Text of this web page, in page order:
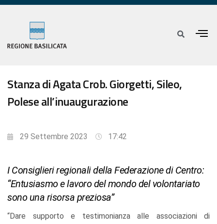
Stanza di Agata Crob. Giorgetti, Sileo,
Polese all’inuaugurazione
29 Settembre 2023 17:42
I Consiglieri regionali della Federazione di Centro:
“Entusiasmo e lavoro del mondo del volontariato
sono una risorsa preziosa”
“Dare supporto e testimonianza alle associazioni di